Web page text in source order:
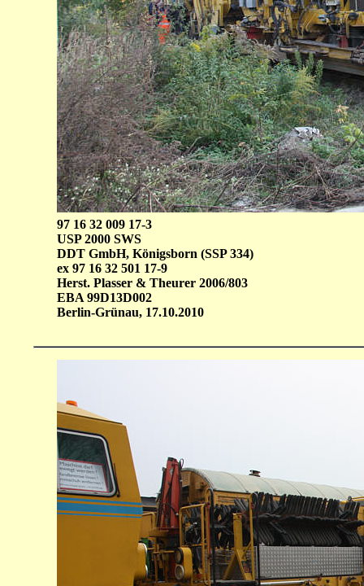
97 16 32 009 17-3
USP 2000 SWS
DDT GmbH, Königsborn (SSP 334)
ex 97 16 32 501 17-9
Herst. Plasser & Theurer 2006/803
EBA 99D13D002
Berlin-Grünau, 17.10.2010